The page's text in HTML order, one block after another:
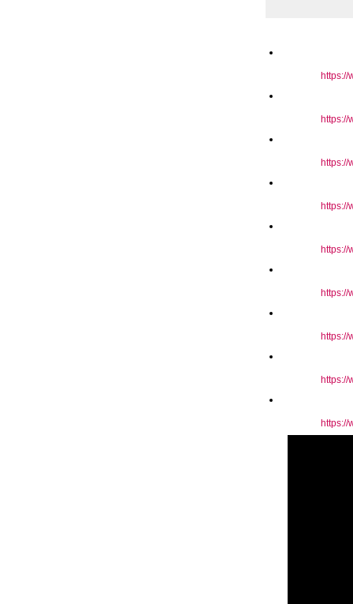
https://
https://
https://
https://
https://
https://
https://
https://
https://